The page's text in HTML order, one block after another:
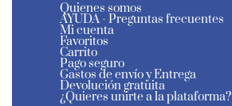
Quienes somos
AYUDA - Preguntas frecuentes
Mi cuenta
Favoritos
Carrito
Pago seguro
Gastos de envío y Entrega
Devolución gratuita
¿Quieres unirte a la plataforma?